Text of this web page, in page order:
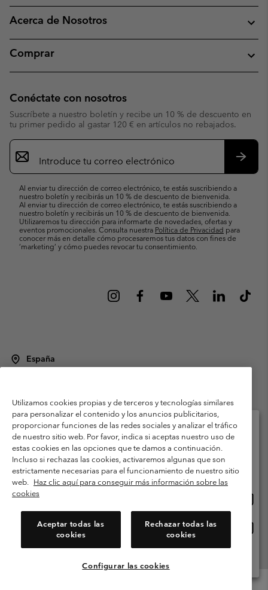
Acerca de Nosotros
Comprar
Conéctate con nosotros
Suscríbete a nuestro boletín y recibe un 10 % de descuento en
tu primer pedido al gastar 120 € en artículos no rebajados.
Suscripción
de
correo
Al enviar tu dirección de correo electrónico, te estás suscribiendo a
nuestro boletín y recibirás un 10 % de descuento de bienvenida.
Al enviar tu dirección de correo electrónico, te estás suscribiendo a
nuestro boletín y recibirás un 10 % de descuento de bienvenida.
Utilizaremos tu dirección para informarte de novedades, ofertas y
eventos promocionales. Consulta nuestra Política de Privacidad para
conocer más en detalle cómo procesaremos tus datos con fines de
’marketing’ y cómo puedes revocar tu consentimiento.
España
Condiciones de uso
Terminos de Venta
Garantía
Política de Privacidad
Términos y condiciones del programa de miembros
Términos De Uso Del Contenido Generado Por Los Usuarios
Impressum
Cookies Public CBCR
Utilizamos cookies propias y de terceros y tecnologías similares
para personalizar el contenido y los anuncios publicitarios,
proporcionar funciones de las redes sociales y analizar el tráfico
de nuestro sitio web. Por favor, indica si aceptas nuestro uso de
estas cookies en las opciones que te damos a continuación.
Incluso si rechazas las cookies, activaremos algunas que son
estrictamente necesarias para el funcionamiento de nuestro sitio
web. Haz clic aquí para conseguir más información sobre las
cookies
Aceptar todas las
cookies
Rechazar todas las
cookies
Configurar las cookies
Selecciona tu país e idioma envío
Compras en línea disponibles
línea
España
Ver Todos Los Países